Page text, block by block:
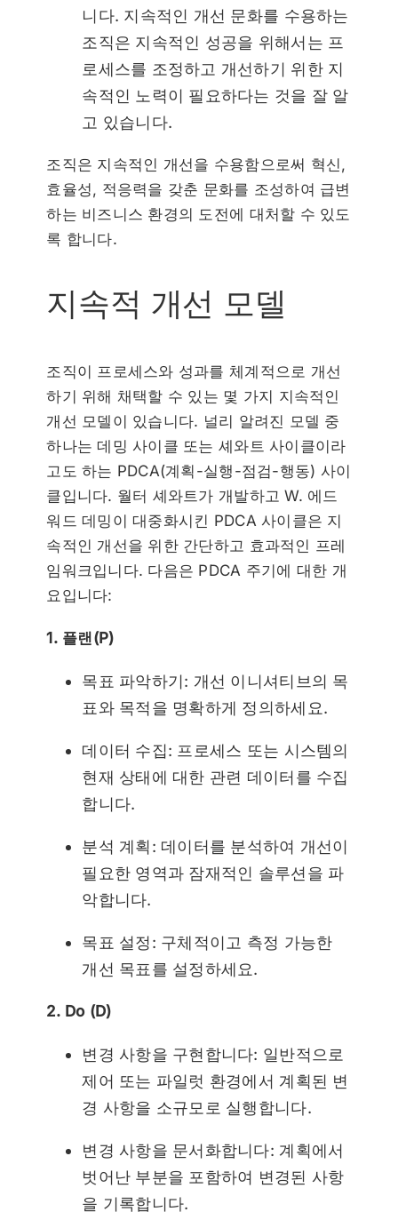
니다. 지속적인 개선 문화를 수용하는
조직은 지속적인 성공을 위해서는 프
로세스를 조정하고 개선하기 위한 지
속적인 노력이 필요하다는 것을 잘 알
고 있습니다.
조직은 지속적인 개선을 수용함으로써 혁신,
효율성, 적응력을 갖춘 문화를 조성하여 급변
하는 비즈니스 환경의 도전에 대처할 수 있도
록 합니다.
지속적 개선 모델
조직이 프로세스와 성과를 체계적으로 개선
하기 위해 채택할 수 있는 몇 가지 지속적인
개선 모델이 있습니다. 널리 알려진 모델 중
하나는 데밍 사이클 또는 셰와트 사이클이라
고도 하는 PDCA(계획-실행-점검-행동) 사이
클입니다. 월터 셰와트가 개발하고 W. 에드
워드 데밍이 대중화시킨 PDCA 사이클은 지
속적인 개선을 위한 간단하고 효과적인 프레
임워크입니다. 다음은 PDCA 주기에 대한 개
요입니다:
1. 플랜(P)
목표 파악하기: 개선 이니셔티브의 목
표와 목적을 명확하게 정의하세요.
데이터 수집: 프로세스 또는 시스템의
현재 상태에 대한 관련 데이터를 수집
합니다.
분석 계획: 데이터를 분석하여 개선이
필요한 영역과 잠재적인 솔루션을 파
악합니다.
목표 설정: 구체적이고 측정 가능한
개선 목표를 설정하세요.
2. Do (D)
변경 사항을 구현합니다: 일반적으로
제어 또는 파일럿 환경에서 계획된 변
경 사항을 소규모로 실행합니다.
변경 사항을 문서화합니다: 계획에서
벗어난 부분을 포함하여 변경된 사항
을 기록합니다.